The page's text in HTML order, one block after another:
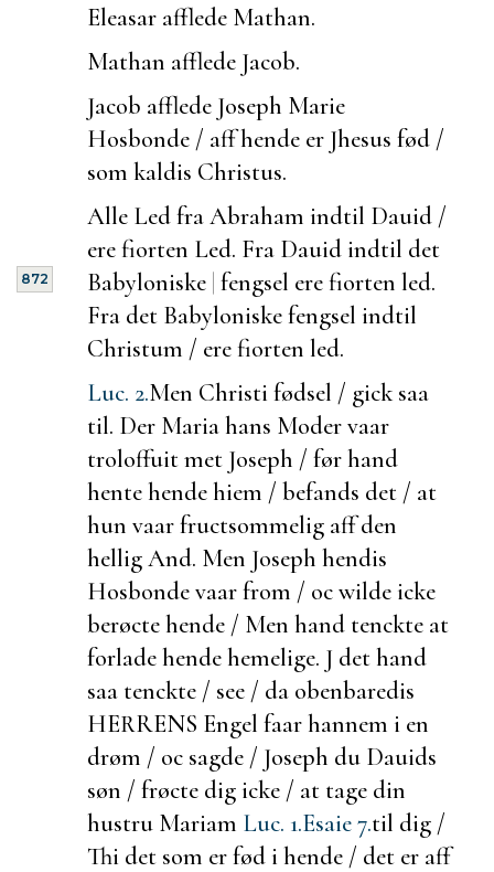
Eleasar afflede Mathan.
Mathan afflede Jacob.
Jacob afflede Joseph Marie
Hosbonde / aff hende er Jhesus fød /
som kaldis Christus.
Alle Led fra Abraham indtil Dauid /
ere fiorten Led. Fra Dauid indtil det
Babyloniske |
872
fengsel ere fiorten led.
Fra det Babyloniske fengsel indtil
Christum / ere fiorten led.
Luc. 2.Men Christi fødsel / gick saa
til. Der Maria hans Moder vaar
troloffuit met Joseph / før hand
hente hende hiem / befands det / at
hun vaarfructsommelig aff den
hellig And. Men Joseph hendis
Hosbonde vaar from / oc wilde icke
berøcte hende / Men hand tenckte at
forlade hende hemelige. J det hand
saa tenckte / see / da obenbaredis
HERRENS Engel faar hannem i en
drøm / oc sagde / Joseph du Dauids
søn / frøcte dig icke / at tage din
hustru Mariam Luc. 1.Esaie 7.til dig /
Thi det som er fød i hende / det er aff